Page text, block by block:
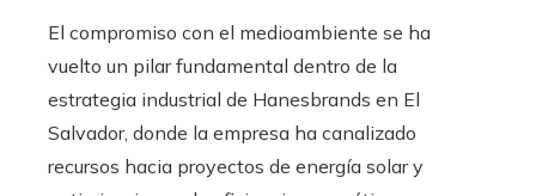
El compromiso con el medioambiente se ha
vuelto un pilar fundamental dentro de la
estrategia industrial de Hanesbrands en El
Salvador, donde la empresa ha canalizado
recursos hacia proyectos de energía solar y